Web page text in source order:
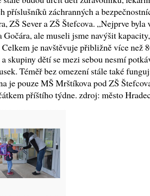
příslušníků záchranných a
ZŠ Sever a ZŠ Štefcova. „Nejprve
Gočára, ale museli jsme navýšit
Celkem je navštěvuje přibližně více než
skupiny dětí se mezi sebou nesmí
Téměř bez omezení stále také
je pouze MŠ Mrštíkova pod ZŠ
příštího týdne. zdroj: město